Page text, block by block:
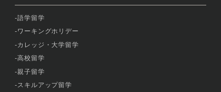
語学留学
ワーキングホリデー
カレッジ・大学留学
高校留学
親子留学
スキルアップ留学